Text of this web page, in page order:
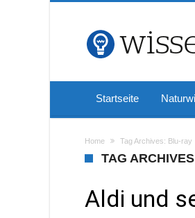
Startseite
Home Tag Archives: Blu-ray
TAG
Aldi und